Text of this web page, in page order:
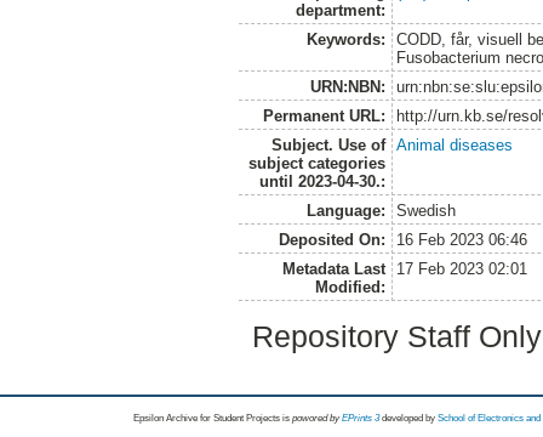
department:
Keywords:
CODD, får, visuell
Fusobacterium
URN:NBN:
Permanent URL:
http://urn.kb.se/
Subject. Use of
subject categories
until 2023-04-30.:
Animal diseases
Language:
Swedish
Deposited On:
16 Feb 2023 06:46
Metadata Last
Modified:
17 Feb 2023 02:01
Repository Staff
Epsilon Archive for Student Projects is powored byEPrints 3 developed by School of Electronics